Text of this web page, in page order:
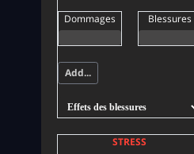
Dommages Blessures
Add...
STRESS